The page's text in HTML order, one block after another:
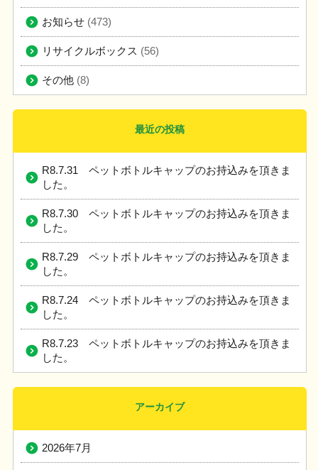
お知らせ (473)
リサイクルボックス (56)
その他 (8)
最近の投稿
R8.7.31 ペットボトルキャップのお持込みを頂きま
した。
R8.7.30 ペットボトルキャップのお持込みを頂きま
した。
R8.7.29 ペットボトルキャップのお持込みを頂きま
した。
R8.7.24 ペットボトルキャップのお持込みを頂きま
した。
R8.7.23 ペットボトルキャップのお持込みを頂きま
した。
アーカイブ
2026年7月